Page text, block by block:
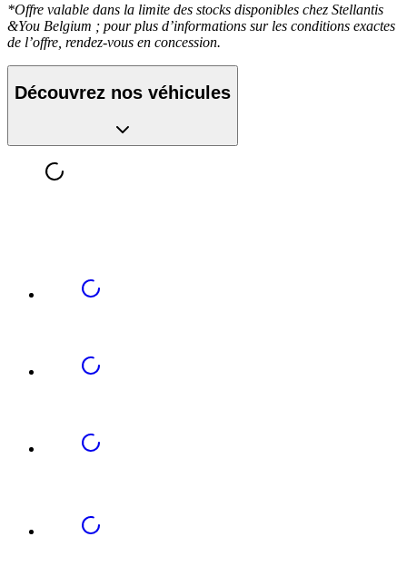
*Offre valable dans la limite des stocks disponibles chez Stellantis
&You Belgium ; pour plus d’informations sur les conditions exactes
de l’offre, rendez-vous en concession.
Découvrez nos véhicules